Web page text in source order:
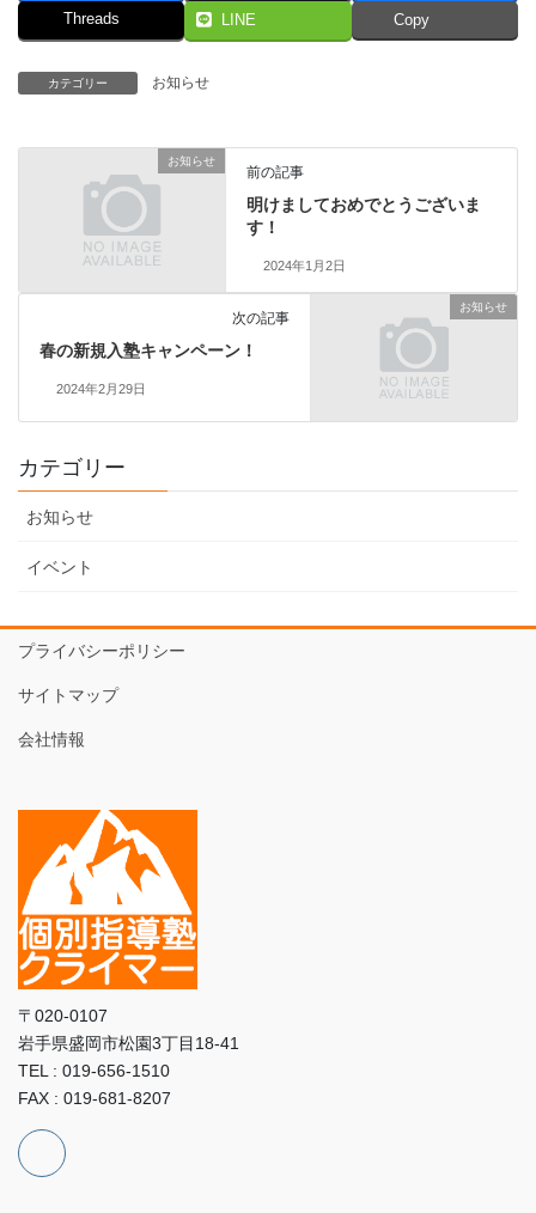
Threads LINE Copy
カテゴリー お知らせ
お知らせ
前の記事
明けましておめでとうございま
す！
2024年1月2日
お知らせ
次の記事
春の新規入塾キャンペーン！
2024年2月29日
カテゴリー
お知らせ
イベント
プライバシーポリシー
サイトマップ
会社情報
〒020-0107
岩手県盛岡市松園3丁目18-41
TEL : 019-656-1510
FAX : 019-681-8207